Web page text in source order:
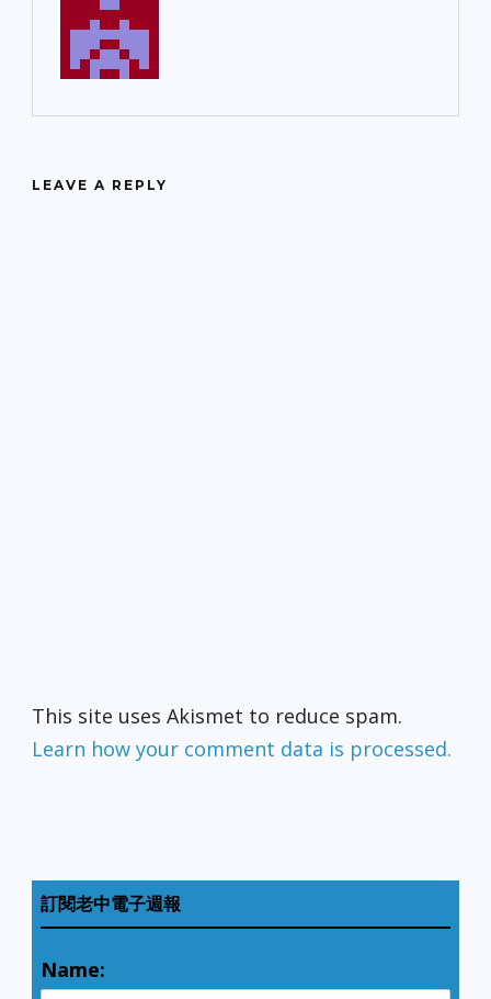
LEAVE A REPLY
This site uses Akismet to reduce spam.
Learn how your comment data is processed.
訂閱老中電子週報
Name: